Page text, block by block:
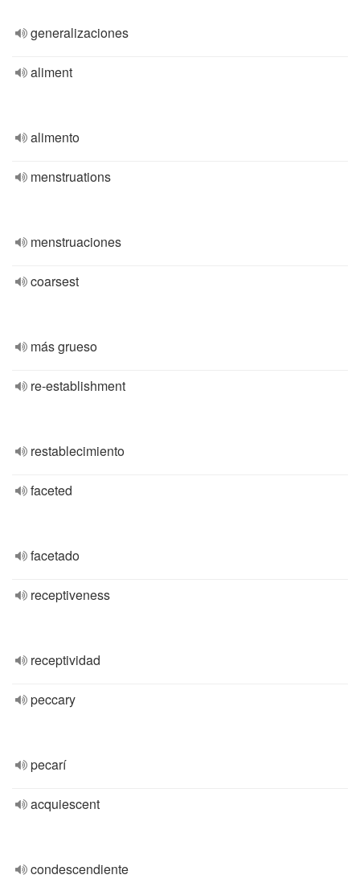
generalizaciones
aliment
alimento
menstruations
menstruaciones
coarsest
más grueso
re-establishment
restablecimiento
faceted
facetado
receptiveness
receptividad
peccary
pecarí
acquiescent
condescendiente